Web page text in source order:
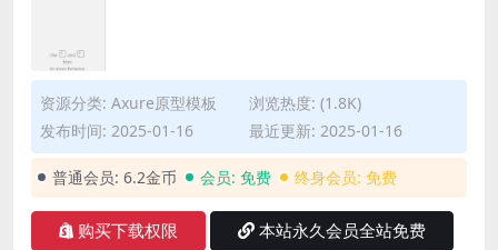
资源分类: Axure原型模板
浏览热度: (1.8K)
发布时间: 2025-01-16
最近更新: 2025-01-16
普通会员: 6.2金币 会员: 免费 终身会员: 免费
购买下载权限 本站永久会员全站免费